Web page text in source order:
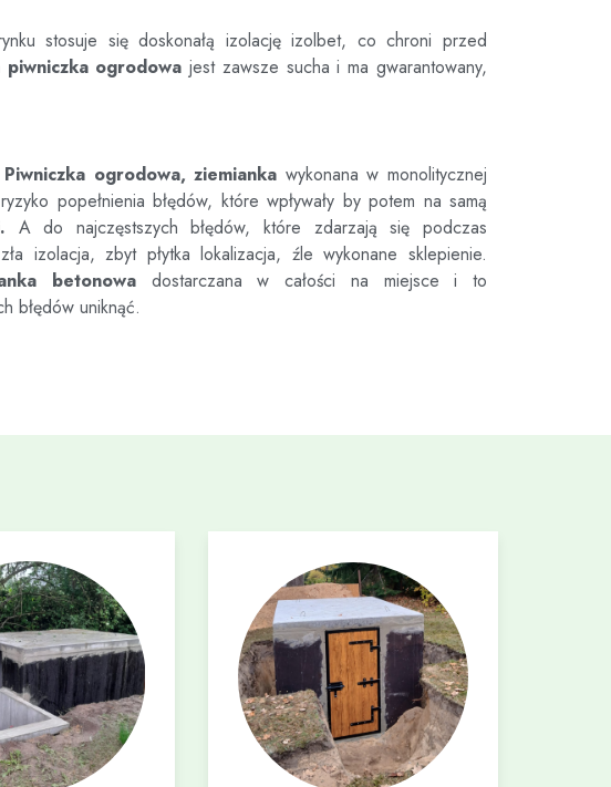
stosuje się doskonałą izolację izolbet, co chroni przed
piwniczka ogrodowa jest zawsze sucha i ma gwarantowany,
Piwniczka ogrodowa, ziemianka wykonana w monolitycznej
popełnienia błędów, które wpływały by potem na samą
A do najczęstszych błędów, które zdarzają się podczas
izolacja, zbyt płytka lokalizacja, źle wykonane sklepienie.
betonowadostarczana w całości na miejsce i to
błędów uniknąć.